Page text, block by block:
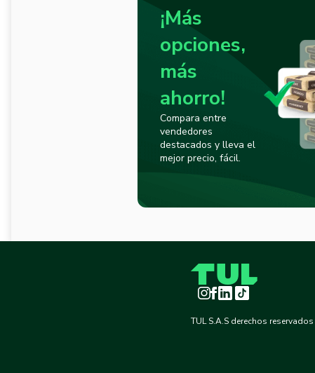
¡Más
opciones,
más
ahorro!
Compara entre
vendedores
destacados y lleva el
mejor precio, fácil.
Instagram
Facebook
LinkedInTikTok
TUL S.A.S derechos reservados